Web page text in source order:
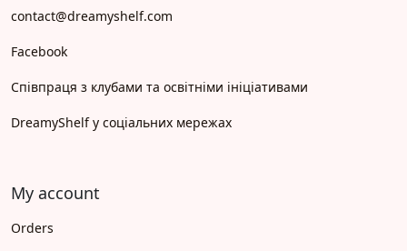
contact@dreamyshelf.com
Facebook
Співпраця з клубами та освітніми ініціативами
DreamyShelf у соціальних мережах
My account
Orders